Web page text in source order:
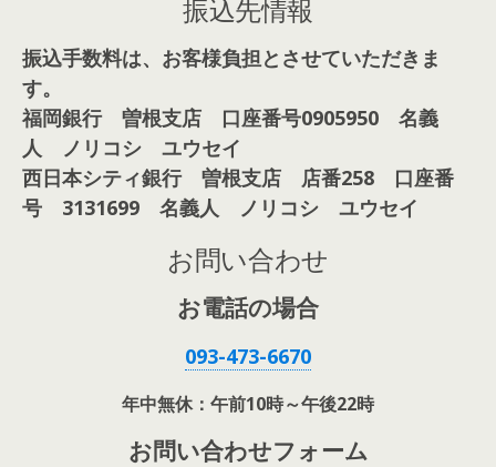
振込手数料は、お客様負担とさせていただきま
す。
福岡銀行 曽根支店 口座番号0905950 名義
人 ノリコシ ユウセイ
西日本シティ銀行 曽根支店 店番258 口座番
号 3131699 名義人 ノリコシ ユウセイ
お問い合わせ
お電話の場合
093-473-6670
年中無休：午前10時～午後22時
お問い合わせフォーム